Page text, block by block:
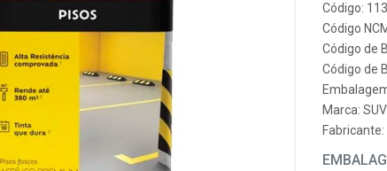
Código:
Código
Código de
Código de
Marca:
Fabricante: